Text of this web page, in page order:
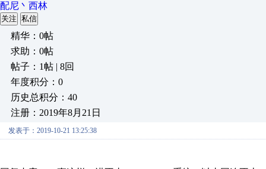
配尼丶西林
关注 私信
精华：0帖
求助：0帖
帖子：1帖 | 8回
年度积分：0
历史总积分：40
注册：2019年8月21日
发表于：2019-10-21 13:25:38